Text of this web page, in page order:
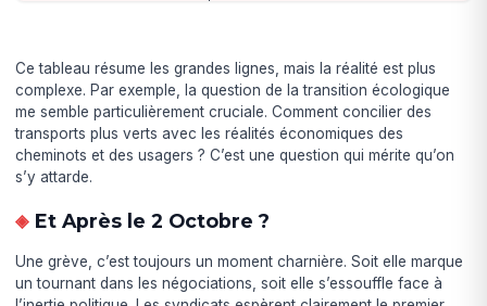
Ce tableau résume les grandes lignes, mais la réalité est plus
complexe. Par exemple, la question de la transition écologique
me semble particulièrement cruciale. Comment concilier des
transports plus verts avec les réalités économiques des
cheminots et des usagers ? C’est une question qui mérite qu’on
s’y attarde.
Et Après le 2 Octobre ?
Une grève, c’est toujours un moment charnière. Soit elle marque
un tournant dans les négociations, soit elle s’essouffle face à